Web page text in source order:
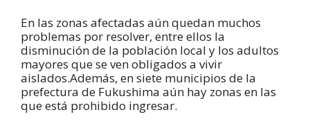
En las zonas afectadas aún quedan muchos
problemas por resolver, entre ellos la
disminución de la población local y los adultos
mayores que se ven obligados a vivir
aislados.Además, en siete municipios de la
prefectura de Fukushima aún hay zonas en las
que está prohibido ingresar.